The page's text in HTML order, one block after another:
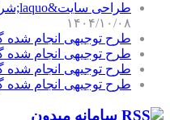
طراحی سایت&laquo;شرکت بتن میکس&raquo;
۱۴۰۴/۱۰/۰۸
طرح توجیهی انجام شده
طرح توجیهی انجام شده
طرح توجیهی انجام شده
طرح توجیهی انجام شده
سامانه میدون